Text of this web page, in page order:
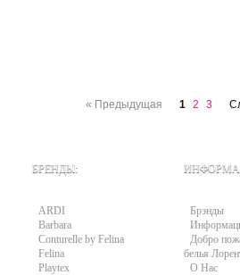
« Предыдущая 1 2 3
БРЕНДЫ:
ARDI
Barbara
Conturelle by Felina
Felina
Playtex
Брэнды
Добро
белья
О Нас